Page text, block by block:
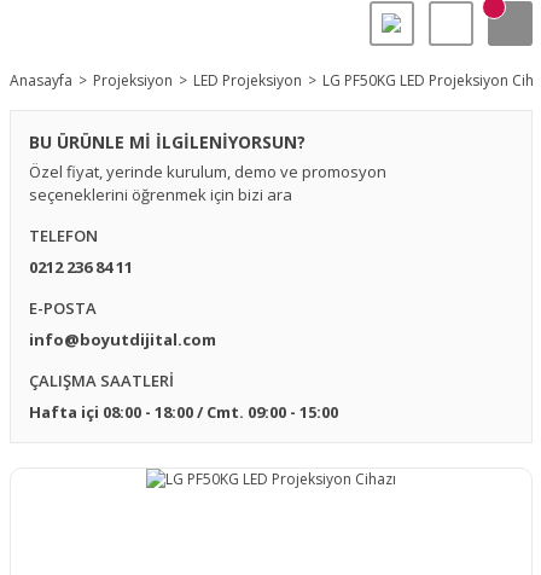
Anasayfa Projeksiyon LED Projeksiyon LG PF50KG LED Projeksiyon
BU ÜRÜNLE Mİ İLGİLENİYORSUN?
Özel fiyat, yerinde kurulum, demo ve promosyon
seçeneklerini öğrenmek için bizi ara
TELEFON
0212 236 84 11
E-POSTA
info@boyutdijital.com
ÇALIŞMA SAATLERİ
Hafta içi 08:00 - 18:00 / Cmt. 09:00 - 15:00